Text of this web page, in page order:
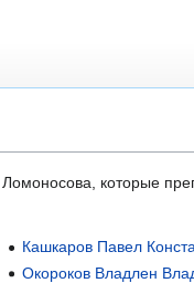
которые
Кашкаров Павел
Окороков Владлен